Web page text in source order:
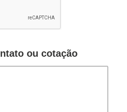
ou cotação